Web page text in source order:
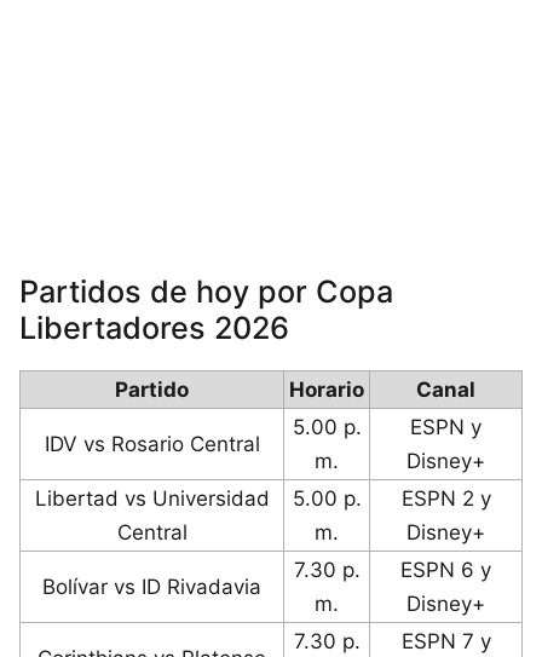
Partidos de hoy por Copa
Libertadores 2026
Partido Horario Canal
IDV vs Rosario Central
5.00 p.
m.
ESPN y
Disney+
Libertad vs Universidad
Central
5.00 p.
m.
ESPN 2 y
Disney+
Bolívar vs ID Rivadavia
7.30 p.
m.
ESPN 6 y
Disney+
7.30 p.
ESPN 7 y